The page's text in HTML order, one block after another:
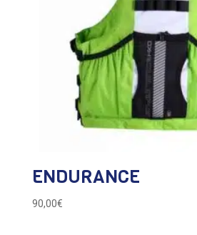
ENDURANCE
90,00€